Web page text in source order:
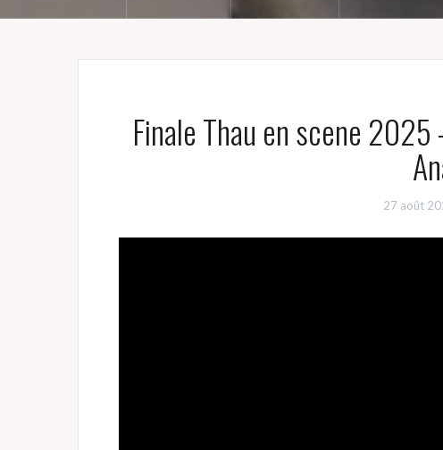
Finale Thau en scene
27 août